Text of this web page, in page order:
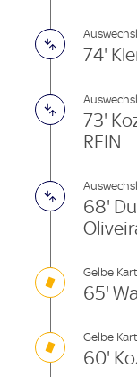
74'
73'
REIN
68'
Gelbe
65'
Gelbe
60'